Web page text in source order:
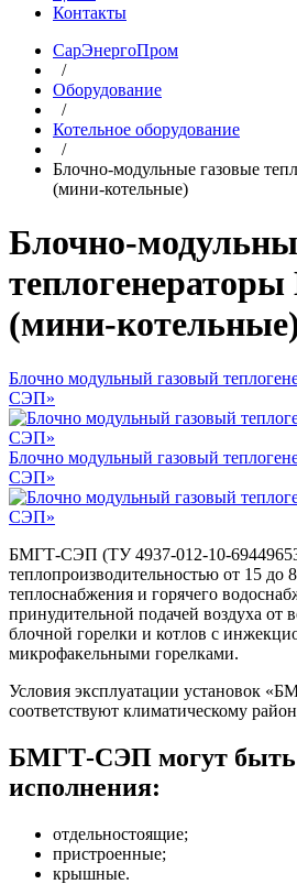
Контакты
СарЭнергоПром
/
Оборудование
/
Котельное оборудование
/
Блочно-модульные газовые
(мини-котельные)
Блочно-
(мини-
Блочно модульный газовый
СЭП»
Блочно модульный газовый
СЭП»
БМГТ-СЭП (ТУ 4937-012-10-
теплопроизводительностью от 15 до
теплоснабжения и горячего
принудительной подачей воздуха от
блочной горелки и котлов с
микрофакельными горелками.
Условия эксплуатации установок
соответствуют климатическому
БМГТ-СЭП могут быть
исполнения:
отдельностоящие;
пристроенные;
крышные.